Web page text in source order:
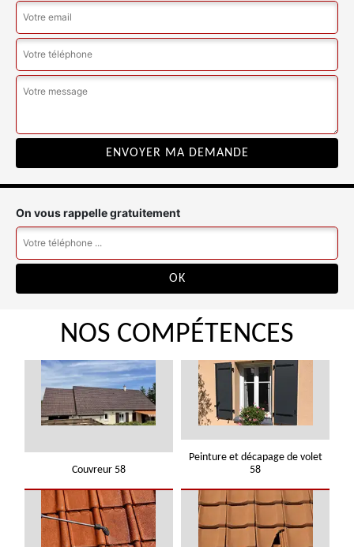
On vous rappelle gratuitement
NOS COMPÉTENCES
Couvreur 58
Peinture et décapage de volet
58